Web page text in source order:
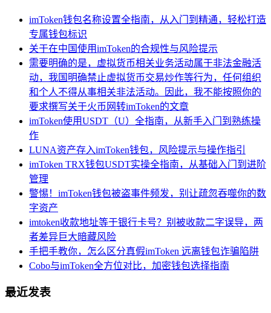
imToken钱包名称设置全指南，从入门到精通，轻松打造
专属钱包标识
关于在中国使用imToken的合规性与风险提示
需要明确的是，虚拟货币相关业务活动属于非法金融活
动，我国明确禁止虚拟货币交易炒作等行为，任何组织
和个人不得从事相关非法活动。因此，我不能按照你的
要求撰写关于火币网转imToken的文章
imToken使用USDT（U）全指南，从新手入门到熟练操
作
LUNA资产存入imToken钱包，风险提示与操作指引
imToken TRX钱包USDT实操全指南，从基础入门到进阶
管理
警惕！imToken钱包被盗事件频发，别让疏忽吞噬你的数
字资产
imtoken收款地址等于银行卡号？别被收款二字误导，两
者差异巨大暗藏风险
手把手教你，怎么区分真假imToken 远离钱包诈骗陷阱
Cobo与imToken全方位对比，加密钱包选择指南
最近发表